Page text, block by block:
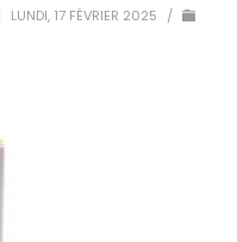
LUNDI, 17 FÉVRIER 2025
/